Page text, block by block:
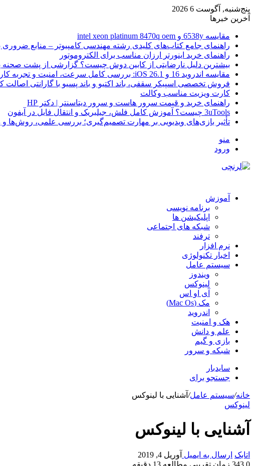
پنج‌شنبه, آگوست 6 2026
آخرین خبرها
مقایسه 6538y و intel xeon platinum 8470q oem
راهنمای جامع کتاب‌های کلیدی رشته مهندسی کامپیوتر – منابع
راهنمای خرید اینورتر ارزان مناسب برای الکتروموتور
بیشترین دلیل نارضایتی از کابین دوش چیست؟ گزارشی از پشت صحنه
مقایسه اندروید 16 و iOS 26.1: بررسی کامل سرعت، امنیت و تجربه کاربری
فروش تخصصی اسپیکر سقفی، باند اکتیو و باند پسیو با گارانتی اصالت
کارت ویزیت مناسب وکالت
راهنمای خرید و قیمت سرور هاست و سرور دیتاسنتر | دکتر HP
3uTools چیست؟ آموزش کامل فلش، جیلبریک و انتقال فایل در آیفون
تأثیر بازی‌های ویدیویی بر مهارت تصمیم‌گیری؛ بررسی علمی، روش‌ها و
منو
ورود
آموزش
برنامه نویسی
اپلیکیشن ها
شبکه های اجتماعی
ترفند
نرم افزار
اخبار تکنولوژی
سیستم عامل
ویندوز
لینوکس
آی او اس
مک (Mac Os)
اندروید
هک و امنیت
علم و دانش
بازی و گیم
شبکه و سرور
سایدبار
جستجو برای
خانه/سیستم عامل/ آشنایی با لینوکس
لینوکس
آشنایی با لینوکس
اتابک ارسال به ایمیل آوریل 4, 2019
0
زمان تقریبی مطالعه 13 دقیقه